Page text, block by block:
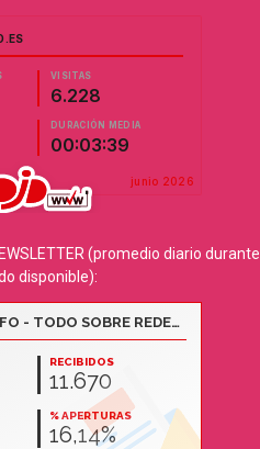
(promedio diario durante
disponible):